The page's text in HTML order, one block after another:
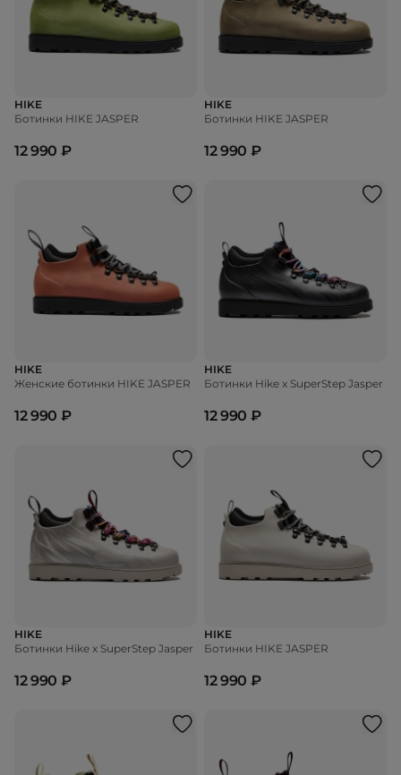
HIKE
Ботинки HIKE JASPER
12 990 ₽
HIKE
Ботинки HIKE JASPER
12 990 ₽
HIKE
Женские ботинки HIKE JASPER
12 990 ₽
HIKE
Ботинки Hike x SuperStep Jasper
12 990 ₽
HIKE
Ботинки Hike x SuperStep Jasper
12 990 ₽
HIKE
Ботинки HIKE JASPER
12 990 ₽